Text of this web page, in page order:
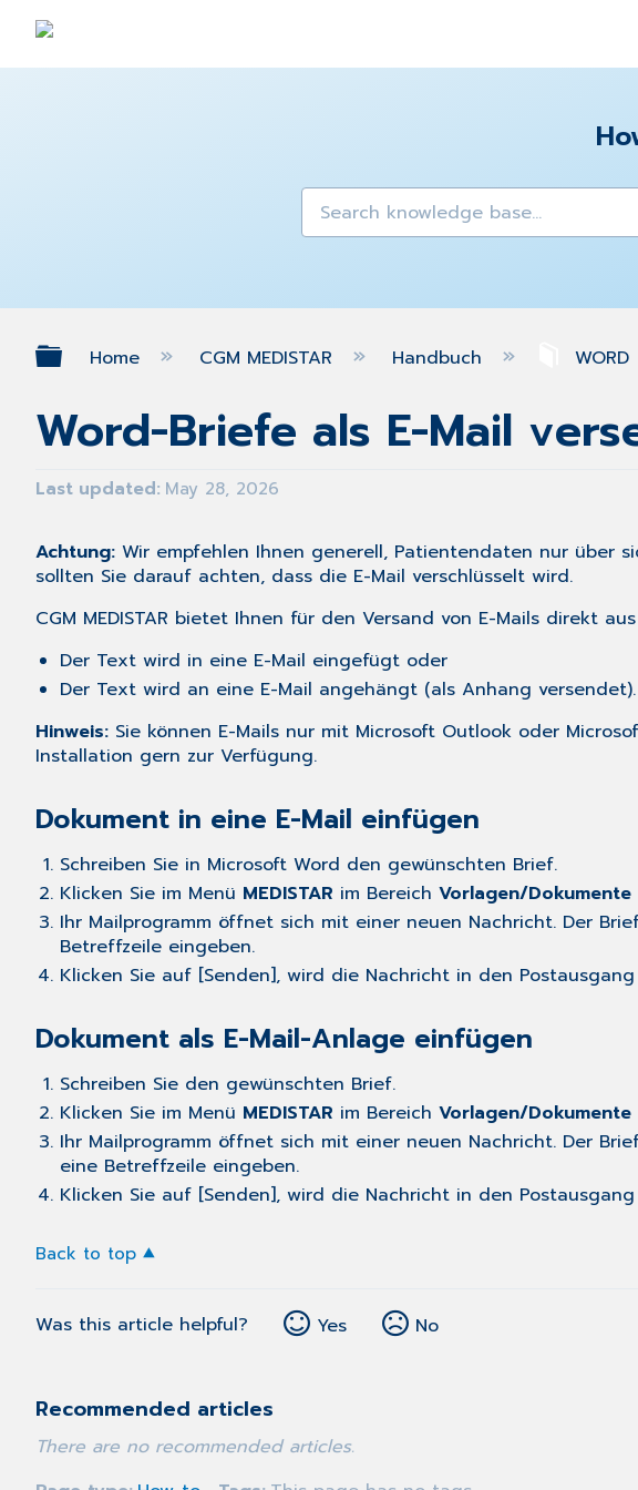
Expand/collapse global hierarchy
Home CGM MEDISTAR Handbuch WORD
Word-Briefe als E-Mail
Last updated May 28, 2026
Achtung: Wir empfehlen Ihnen generell, Patientendaten nur über
sollten Sie darauf achten, dass die E-Mail verschlüsselt wird.
CGM MEDISTAR bietet Ihnen für den Versand von E-Mails direkt
Der Text wird in eine E-Mail eingefügt oder
Der Text wird an eine E-Mail angehängt (als Anhang versendet).
Hinweis: Sie können E-Mails nur mit Microsoft Outlook oder
Installation gern zur Verfügung.
Dokument in eine E-Mail einfügen
Schreiben Sie in Microsoft Word den gewünschten Brief.
Klicken Sie im Menü MEDISTAR im BereichVorlagen/Dokumente
Ihr Mailprogramm öffnet sich mit einer neuen Nachricht. Der
Betreffzeile eingeben.
Klicken Sie auf [Senden], wird die Nachricht in den
Dokument als E-Mail-Anlage einfügen
Schreiben Sie den gewünschten Brief.
Klicken Sie im Menü MEDISTAR im BereichVorlagen/Dokumente
Ihr Mailprogramm öffnet sich mit einer neuen Nachricht. Der
eine Betreffzeile eingeben.
Klicken Sie auf [Senden], wird die Nachricht in den
Back to top
Was this article helpful? Yes No
Recommended articles
There are no recommended articles.